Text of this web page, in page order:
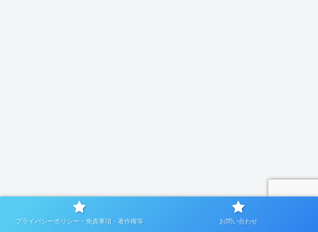
プライバシーポリシー・免責事項・著作権等 お問い合わせ